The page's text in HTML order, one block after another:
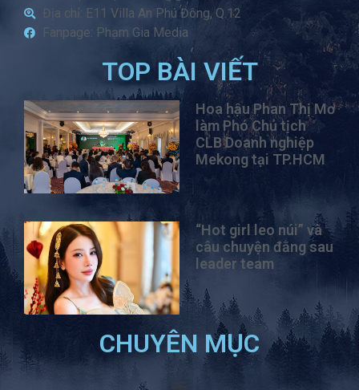
Địa chỉ: E11 Villa An Phú Đông, Q.12
Fanpage: Phạm Gia Media
TOP BÀI VIẾT
Hoa hậu Phan Thị Mơ
làm Phó Chủ tịch
CLB Doanh nghiệp
Mekong tại TP.HCM
“Hot girl leo núi” và
câu chuyện đằng sau
leader team
CHUYÊN MỤC